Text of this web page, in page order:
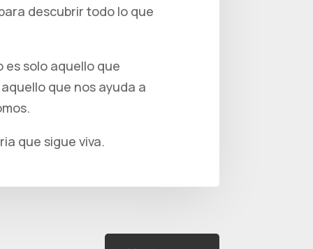
descubrir todo lo que
es solo aquello que
que nos ayuda a
que sigue viva.